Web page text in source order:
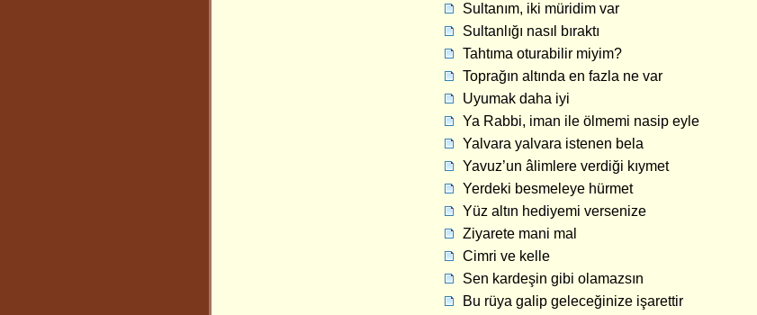
Sultanım, iki müridim var
Sultanlığı nasıl bıraktı
Tahtıma oturabilir miyim?
Toprağın altında en fazla ne var
Uyumak daha iyi
Ya Rabbi, iman ile ölmemi nasip eyle
Yalvara yalvara istenen bela
Yavuz’un âlimlere verdiği kıymet
Yerdeki besmeleye hürmet
Yüz altın hediyemi versenize
Ziyarete mani mal
Cimri ve kelle
Sen kardeşin gibi olamazsın
Bu rüya galip geleceğinize işarettir